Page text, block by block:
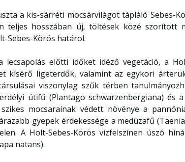
a kis-sárréti mocsárvilágot tápláló Sebes-
teljes hosszában új, töltések közé szorított
Sebes-Körös határol.
előtti időket idéző vegetáció, a
kísérő ligeterdők, valamint az egykori
viszonylag szűk térben
útifű (Plantago schwarzenbergiana) és
mocsarainak védett növénye a
gyepek érdekessége a medúzafű
A Holt-Sebes-Körös vízfelszínen úszó
natans).